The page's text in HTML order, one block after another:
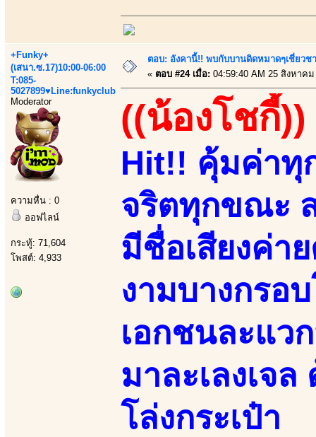
+Funky+
(เสนา.ซ.17)10:00-06:00
T:085-
5027899♥Line:funkyclub
Moderator
ความหื่น : 0
ออฟไลน์
กระทู้: 71,604
โพสต์: 4,933
ตอบ: อังคานี้!! พบกับบานดิดหมาดๆเชี่ยวช
« ตอบ #24 เมื่อ: 04:59:40 AM 25 สิงหาคม
((น้องโชกี้))
Hit!! คุ้มค่าทุ
จริตทุกขณะ
มีชื่อเสียงค่า
งามบางกรอ
เอกชนละแว
มาละเลงเจ
โล่งกระเป๋า